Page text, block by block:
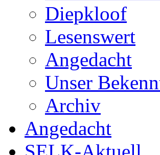
Diepkloof
Lesenswert
Angedacht
Unser
Archiv
Angedacht